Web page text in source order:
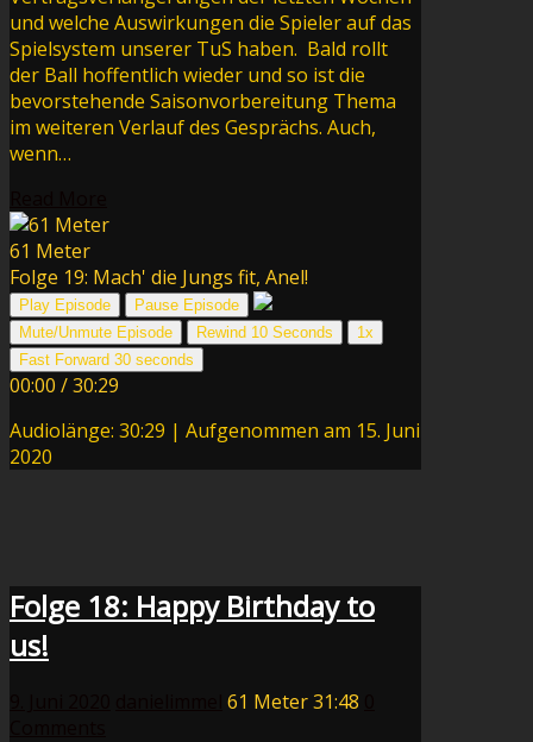
und welche Auswirkungen die Spieler auf das
Spielsystem unserer TuS haben. Bald rollt
der Ball hoffentlich wieder und so ist die
bevorstehende Saisonvorbereitung Thema
im weiteren Verlauf des Gesprächs. Auch,
wenn…
61 Meter
Folge 19: Mach' die Jungs fit, Anel!
Play Episode
Pause Episode
Mute/Unmute Episode
Rewind 10 Seconds
1x
Fast Forward 30 seconds
00:00 /30:29
Audiolänge: 30:29 | Aufgenommen am 15. Juni
2020
Folge 18: Happy Birthday to
us!
61 Meter31:48